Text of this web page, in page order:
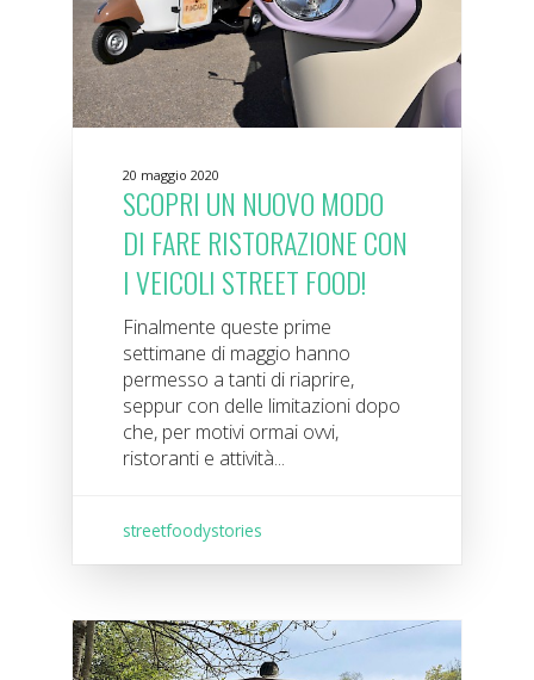
20 maggio 2020
SCOPRI UN NUOVO MODO
DI FARE RISTORAZIONE CON
I VEICOLI STREET FOOD!
Finalmente queste prime
settimane di maggio hanno
permesso a tanti di riaprire,
seppur con delle limitazioni dopo
che, per motivi ormai ovvi,
ristoranti e attività...
streetfoodystories